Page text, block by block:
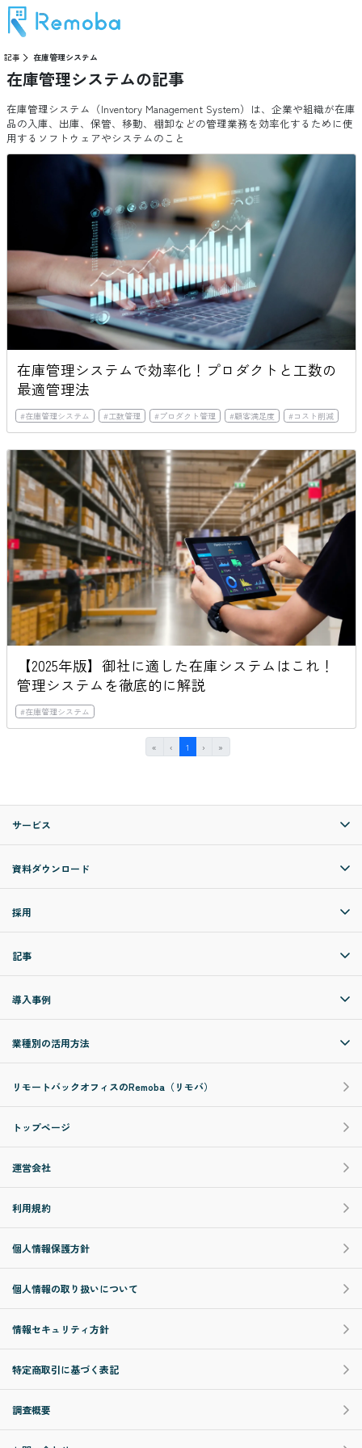
記事 在庫管理システム
在庫管理システムの記事
在庫管理システム（Inventory Management System）は、企業や組織が在庫
品の入庫、出庫、保管、移動、棚卸などの管理業務を効率化するために使
用するソフトウェアやシステムのこと
在庫管理システムで効率化！プロダクトと工数の
最適管理法
#在庫管理システム #工数管理 #プロダクト管理 #顧客満足度 #コスト削減
【2025年版】御社に適した在庫システムはこれ！
管理システムを徹底的に解説
#在庫管理システム
« First‹ Previous
1 (current)
› Next»
サービス
資料ダウンロード
採用
記事
導入事例
業種別の活用方法
リモートバックオフィスのRemoba（リモバ）
トップページ
運営会社
利用規約
個人情報保護方針
個人情報の取り扱いについて
情報セキュリティ方針
特定商取引に基づく表記
調査概要